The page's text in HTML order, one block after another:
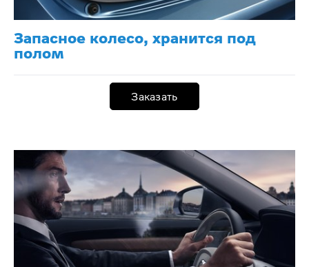
Запасное колесо, хранится под
полом
Заказать